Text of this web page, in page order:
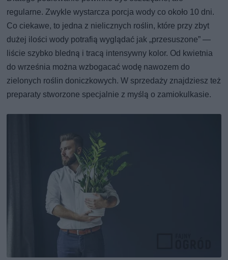
regularne. Zwykle wystarcza porcja wody co około 10 dni.
Co ciekawe, to jedna z nielicznych roślin, które przy zbyt
dużej ilości wody potrafią wyglądać jak „przesuszone” —
liście szybko bledną i tracą intensywny kolor. Od kwietnia
do września można wzbogacać wodę nawozem do
zielonych roślin doniczkowych. W sprzedaży znajdziesz też
preparaty stworzone specjalnie z myślą o zamiokulkasie.